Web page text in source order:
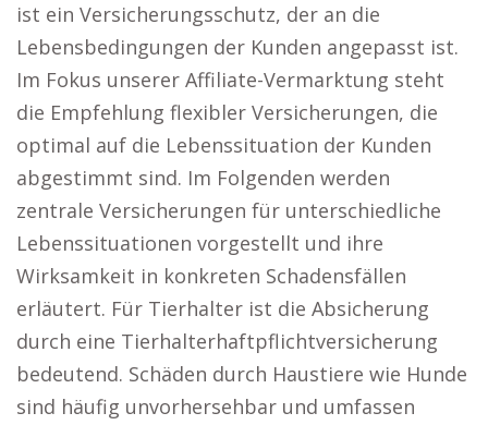
ist ein Versicherungsschutz, der an die
Lebensbedingungen der Kunden angepasst ist.
Im Fokus unserer Affiliate-Vermarktung steht
die Empfehlung flexibler Versicherungen, die
optimal auf die Lebenssituation der Kunden
abgestimmt sind. Im Folgenden werden
zentrale Versicherungen für unterschiedliche
Lebenssituationen vorgestellt und ihre
Wirksamkeit in konkreten Schadensfällen
erläutert. Für Tierhalter ist die Absicherung
durch eine Tierhalterhaftpflichtversicherung
bedeutend. Schäden durch Haustiere wie Hunde
sind häufig unvorhersehbar und umfassen